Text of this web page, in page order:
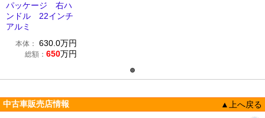
パッケージ 右ハ
ンドル 22インチ
アルミ
本体： 630.0万円
総額： 650万円
中古車販売店情報
▲上へ戻る